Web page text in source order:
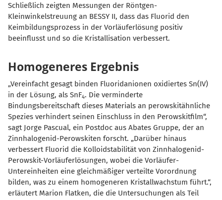
Schließlich zeigten Messungen der Röntgen-
Kleinwinkelstreuung an BESSY II, dass das Fluorid den
Keimbildungsprozess in der Vorläuferlösung positiv
beeinflusst und so die Kristallisation verbessert.
Homogeneres Ergebnis
Vereinfacht gesagt binden Fluoridanionen oxidiertes Sn(IV)
in der Lösung, als SnF4. Die verminderte
Bindungsbereitschaft dieses Materials an perowskitähnliche
Spezies verhindert seinen Einschluss in den Perowskitfilm“,
sagt Jorge Pascual, ein Postdoc aus Abates Gruppe, der an
Zinnhalogenid-Perowskiten forscht. „Darüber hinaus
verbessert Fluorid die Kolloidstabilität von Zinnhalogenid-
Perowskit-Vorläuferlösungen, wobei die Vorläufer-
Untereinheiten eine gleichmäßiger verteilte Vorordnung
bilden, was zu einem homogeneren Kristallwachstum führt.“,
erläutert Marion Flatken, die die Untersuchungen als Teil